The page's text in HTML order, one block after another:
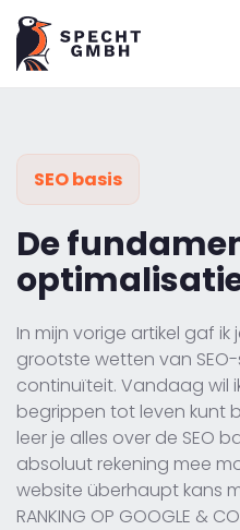
SEO basis
De
In mijn vorige artikel gaf
grootste wetten van
continuïteit. Vandaag wil
begrippen tot leven kunt
leer je alles over de SEO
absoluut rekening mee
website überhaupt kans
RANKING OP GOOGLE &